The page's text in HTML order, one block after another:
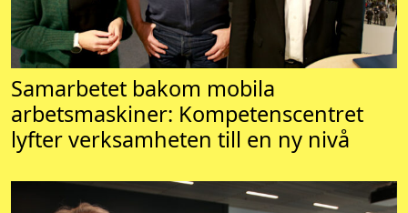
Samarbetet bakom mobila
arbetsmaskiner: Kompetenscentret
lyfter verksamheten till en ny nivå